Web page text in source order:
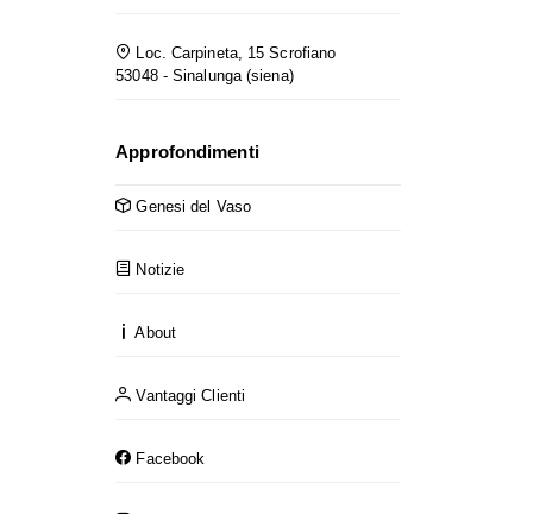
Loc. Carpineta, 15 Scrofiano
53048 - Sinalunga (siena)
Approfondimenti
Genesi del Vaso
Notizie
About
Vantaggi Clienti
Facebook